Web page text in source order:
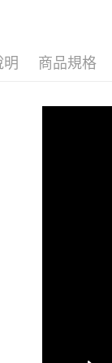
明 商品規格